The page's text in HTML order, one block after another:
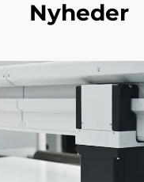
Nyheder